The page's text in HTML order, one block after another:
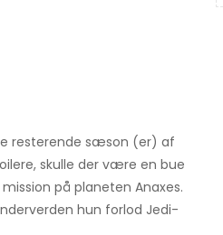
resterende sæson (er) af
skulle der være en bue
på planeten Anaxes.
hun forlod Jedi-